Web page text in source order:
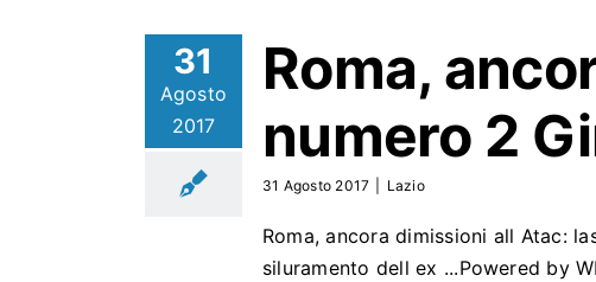
31
Agosto
2017
Roma,
numero 2
31 Agosto 2017 Lazio
Roma, ancora dimissioni all Atac:
siluramento dell ex ...Powered by